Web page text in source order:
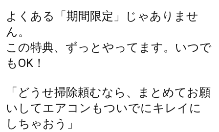
よくある「期間限定」じゃありませ
ん。
この特典、ずっとやってます。いつで
もOK！
「どうせ掃除頼むなら、まとめてお願
いしてエアコンもついでにキレイに
しちゃおう」